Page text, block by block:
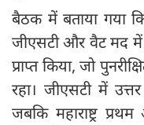
बैठक में बताया गया
जीएसटी और वैट मद
प्राप्त किया, जो
रहा। जीएसटी में
जबकि महाराष्ट्र